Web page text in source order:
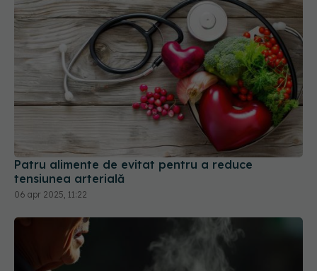
Patru alimente de evitat pentru a reduce
tensiunea arterială
06 apr 2025, 11:22